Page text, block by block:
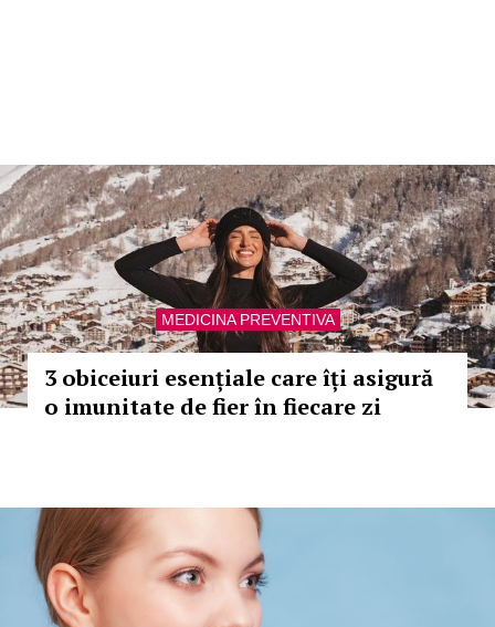
MEDICINA PREVENTIVA
3 obiceiuri esențiale care îți asigură
o imunitate de fier în fiecare zi